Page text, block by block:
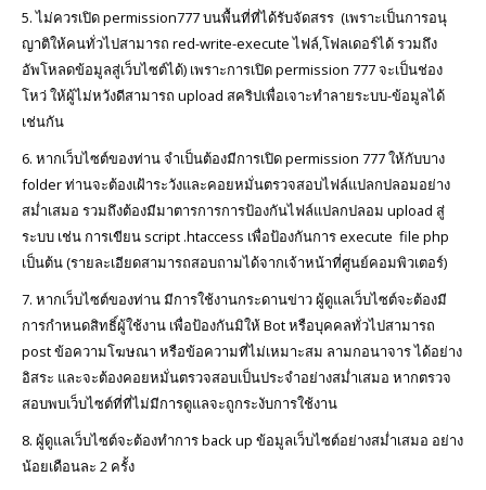
5. ไม่ควรเปิด permission777 บนพื้นที่ที่ได้รับจัดสรร (เพราะเป็นการอนุ
ญาติให้คนทั่วไปสามารถ red-write-execute ไฟล์,โฟลเดอร์ได้ รวมถึง
อัพโหลดข้อมูลสู่เว็บไซต์ได้) เพราะการเปิด permission 777 จะเป็นช่อง
โหว่ ให้ผู้ไม่หวังดีสามารถ upload สคริปเพื่อเจาะทำลายระบบ-ข้อมูลได้
เช่นกัน
6. หากเว็บไซต์ของท่าน จำเป็นต้องมีการเปิด permission 777 ให้กับบาง
folder ท่านจะต้องเฝ้าระวังและคอยหมั่นตรวจสอบไฟล์แปลกปลอมอย่าง
สม่ำเสมอ รวมถึงต้องมีมาตารการการป้องกันไฟล์แปลกปลอม upload สู่
ระบบ เช่น การเขียน script .htaccess เพื่อป้องกันการ execute file php
เป็นต้น (รายละเอียดสามารถสอบถามได้จากเจ้าหน้าที่ศูนย์คอมพิวเตอร์)
7. หากเว็บไซต์ของท่าน มีการใช้งานกระดานข่าว ผู้ดูแลเว็บไซต์จะต้องมี
การกำหนดสิทธิ์ผู้ใช้งาน เพื่อป้องกันมิให้ Bot หรือบุคคลทั่วไปสามารถ
post ข้อความโฆษณา หรือข้อความที่ไม่เหมาะสม ลามกอนาจาร ได้อย่าง
อิสระ และจะต้องคอยหมั่นตรวจสอบเป็นประจำอย่างสม่ำเสมอ หากตรวจ
สอบพบเว็บไซต์ที่ที่ไม่มีการดูแลจะถูกระงับการใช้งาน
8. ผู้ดูแลเว็บไซต์จะต้องทำการ back up ข้อมูลเว็บไซต์อย่างสม่ำเสมอ อย่าง
น้อยเดือนละ 2 ครั้ง